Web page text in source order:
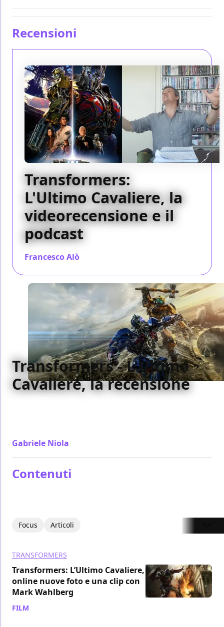
Recensioni
Transformers:
L'Ultimo Cavaliere, la
videorecensione e il
podcast
Francesco Alò
Transformers - L'Ultimo
Cavaliere, la recensione
Gabriele Niola
Contenuti
Focus Articoli
TRANSFORMERS
Transformers: L’Ultimo Cavaliere,
online nuove foto e una clip con
Mark Wahlberg
FILM